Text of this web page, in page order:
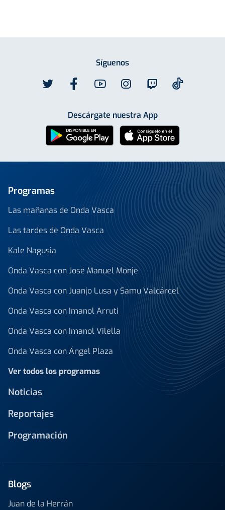
Síguenos
Descárgate nuestra App
Programas
Las mañanas de Onda Vasca
Las tardes de Onda Vasca
Kale Nagusia
Onda Vasca con José Manuel Monje
Onda Vasca con Juanjo Lusa y Samu Valcárcel
Onda Vasca con Imanol Arruti
Onda Vasca con Imanol Vilella
Onda Vasca con Ángel Plaza
Ver todos los programas
Noticias
Reportajes
Programación
Blogs
Juan de la Herrán